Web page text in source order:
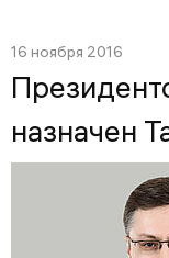
16 ноября 2016
назначен